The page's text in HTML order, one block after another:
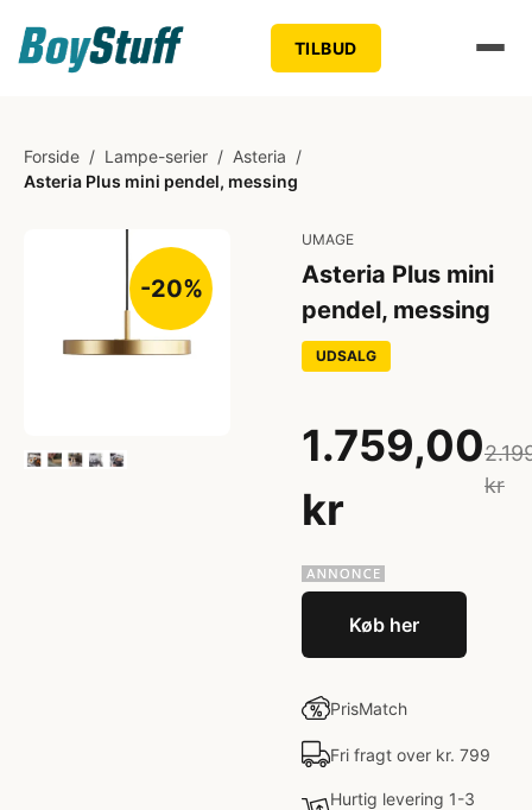
TILBUD
Forside / Lampe-serier / Asteria /
Asteria Plus mini pendel, messing
-20%
UMAGE
Asteria Plus mini
pendel, messing
UDSALG
1.759,00
kr
kr
Køb her
PrisMatch
Fri fragt over kr. 799
Hurtig levering 1-3